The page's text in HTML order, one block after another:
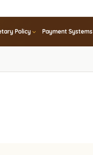
Policy Payment Systems